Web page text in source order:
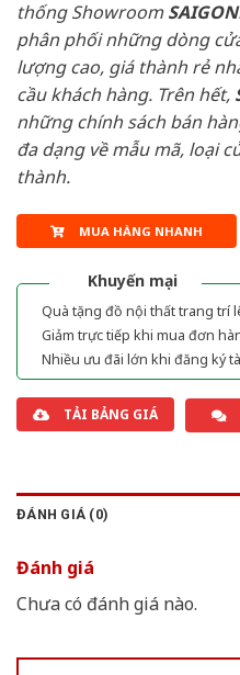
thống Showroom
phân phối những dòng
lượng cao, giá thành rẻ
cầu khách hàng. Trên hết,
những chính sách bán
đa dạng về mẫu mã, loại
thành.
MUA HÀNG NHANH
Khuyến mại
Quà tặng đồ nội thất trang trí
Giảm trực tiếp khi mua đơn
Nhiều ưu đãi lớn khi đăng ký
TẢI BẢNG GIÁ
ĐÁNH GIÁ (0)
Đánh giá
Chưa có đánh giá nào.